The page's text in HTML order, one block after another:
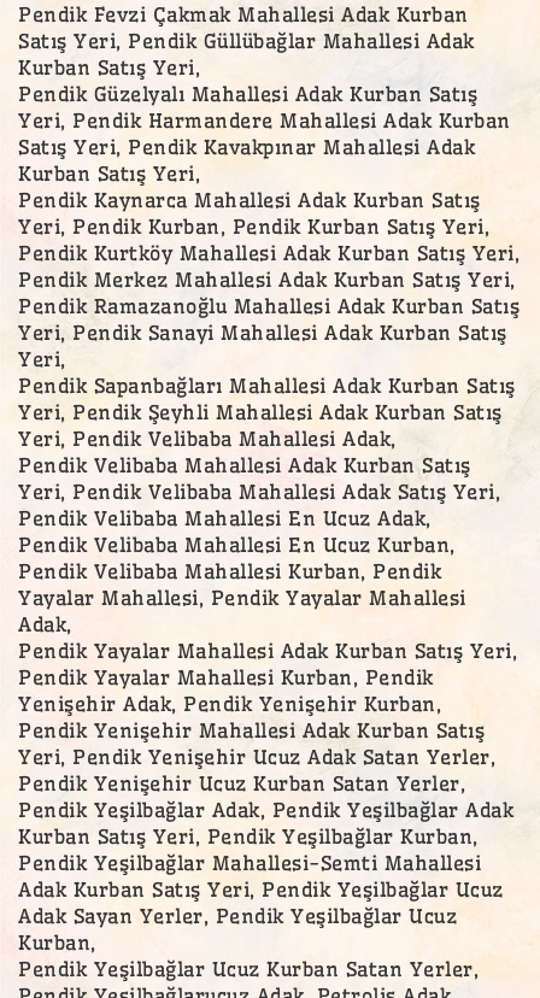
Pendik Fevzi Çakmak Mahallesi Adak Kurban
Satış Yeri, Pendik Güllübağlar Mahallesi Adak
Kurban Satış Yeri,
Pendik Güzelyalı Mahallesi Adak Kurban Satış
Yeri, Pendik Harmandere Mahallesi Adak Kurban
Satış Yeri, Pendik Kavakpınar Mahallesi Adak
Kurban Satış Yeri,
Pendik Kaynarca Mahallesi Adak Kurban Satış
Yeri, Pendik Kurban, Pendik Kurban Satış Yeri,
Pendik Kurtköy Mahallesi Adak Kurban Satış Yeri,
Pendik Merkez Mahallesi Adak Kurban Satış Yeri,
Pendik Ramazanoğlu Mahallesi Adak Kurban Satış
Yeri, Pendik Sanayi Mahallesi Adak Kurban Satış
Yeri,
Pendik Sapanbağları Mahallesi Adak Kurban Satış
Yeri, Pendik Şeyhli Mahallesi Adak Kurban Satış
Yeri, Pendik Velibaba Mahallesi Adak,
Pendik Velibaba Mahallesi Adak Kurban Satış
Yeri, Pendik Velibaba Mahallesi Adak Satış Yeri,
Pendik Velibaba Mahallesi En Ucuz Adak,
Pendik Velibaba Mahallesi En Ucuz Kurban,
Pendik Velibaba Mahallesi Kurban, Pendik
Yayalar Mahallesi, Pendik Yayalar Mahallesi
Adak,
Pendik Yayalar Mahallesi Adak Kurban Satış Yeri,
Pendik Yayalar Mahallesi Kurban, Pendik
Yenişehir Adak, Pendik Yenişehir Kurban,
Pendik Yenişehir Mahallesi Adak Kurban Satış
Yeri, Pendik Yenişehir Ucuz Adak Satan Yerler,
Pendik Yenişehir Ucuz Kurban Satan Yerler,
Pendik Yeşilbağlar Adak, Pendik Yeşilbağlar Adak
Kurban Satış Yeri, Pendik Yeşilbağlar Kurban,
Pendik Yeşilbağlar Mahallesi-Semti Mahallesi
Adak Kurban Satış Yeri, Pendik Yeşilbağlar Ucuz
Adak Sayan Yerler, Pendik Yeşilbağlar Ucuz
Kurban,
Pendik Yeşilbağlar Ucuz Kurban Satan Yerler,